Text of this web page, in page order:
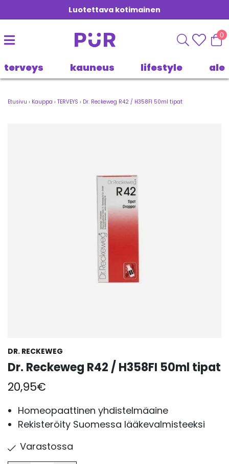
Luotettava kotimainen
0
terveys kauneus lifestyle ale
Etusivu › Kauppa › TERVEYS › Dr. Reckeweg R42 / H358FI 50ml tipat
DR. RECKEWEG
Dr. Reckeweg R42 / H358FI 50ml tipat
20,95€
Homeopaattinen yhdistelmäaine
Rekisteröity Suomessa lääkevalmisteeksi
Varastossa